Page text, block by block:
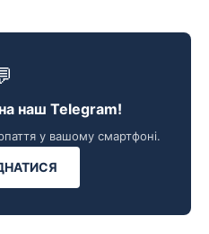
наш Telegram!
у вашому смартфоні.